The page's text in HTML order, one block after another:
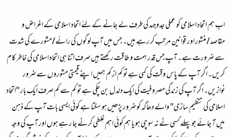
اب ہم اتحاد اسلامی کو عملی جدوجہد کی طرف لے جانے کے لئے اتحاد اسلامی کے اغراض و
مقاصد/منشور اور قوانین مرتب کر رہے ہیں۔ جس میں آپ لوگوں کی رائے/مشورے کی شدت
سے ضرورت ہے۔ آپ جس قدر ہمت و طاقت رکھتے ہیں صرف اتنا ہی اتحاد اسلامی کی خاطر کام
کریں۔ اگر آپ کے پاس وقت کی کمی ہے تو کم از کم ہمیں اپنے قیمتی مشوروں سے ضرور
نوازیں۔ اگر آپ کی زندگی مصروفیت کی ایک دلدل بن چکی ہے تو کم سے کم صرف ایک بار "اتحاد
اسلامی کی تنظیم سازی" والے دھاگہ کو ضرور پڑھیں ہو سکتا ہے کوئی ایسی بات آپ کے ذہن
میں آ جائے جو پہلے کسی نے نہ سوچی ہو یا ہم کوئی اہم غلطی کرنے جا رہے ہوں اور آپ کی وجہ